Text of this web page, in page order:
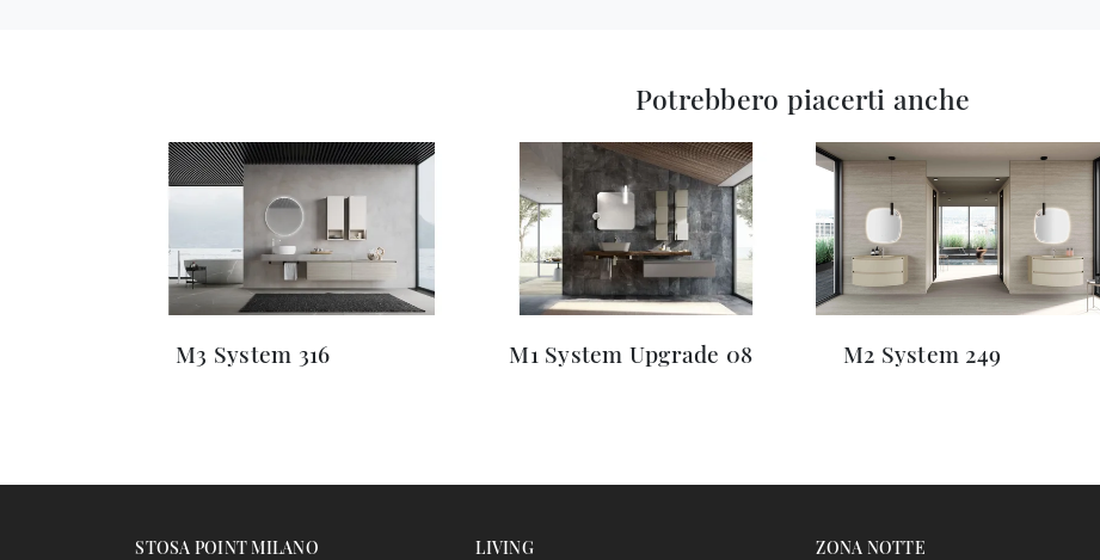
Potrebbero piacerti anche
M3 System 316 M1 System Upgrade 08 M2 System 249
STOSA POINT MILANO LIVING ZONA NOTTE